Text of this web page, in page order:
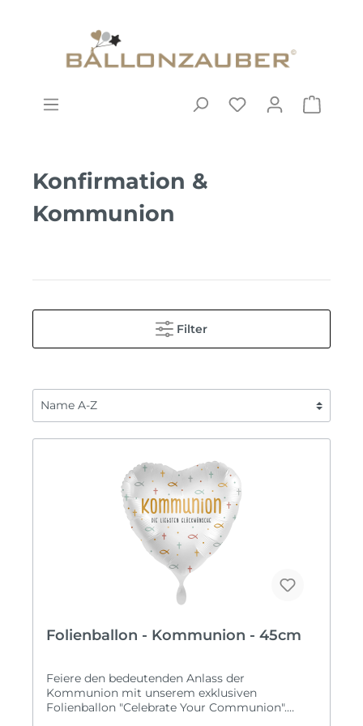
Konfirmation &
Kommunion
Filter
Folienballon - Kommunion - 45cm
Feiere den bedeutenden Anlass der
Kommunion mit unserem exklusiven
Folienballon "Celebrate Your Communion".